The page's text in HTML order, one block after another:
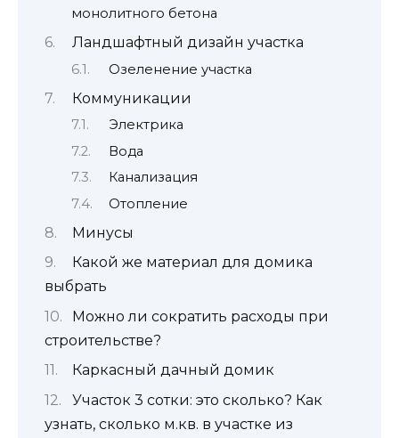
монолитного бетона
Ландшафтный дизайн участка
Озеленение участка
Коммуникации
Электрика
Вода
Канализация
Отопление
Минусы
Какой же материал для домика
выбрать
Можно ли сократить расходы при
строительстве?
Каркасный дачный домик
Участок 3 сотки: это сколько? Как
узнать, сколько м.кв. в участке из